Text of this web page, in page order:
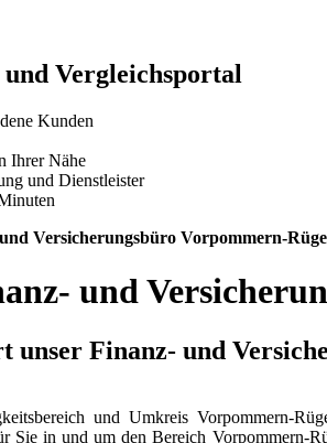
Vergleichsportal
Kunden
Ihrer Nähe
und Dienstleister
Versicherungsbüro Vorpommern-
und
unser Finanz- und
und Umkreis Vorpommern-
Sie in und um den Bereich Vorpommern-